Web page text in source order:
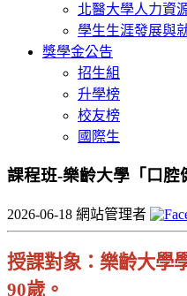
北醫大學人力資
學生生涯發展與
獎學金公告
招生組
升學榜
校友榜
國際生
課程班-樂齡大學「口腔
2026-06-18 網站管理者
授課對象：樂齡大學
90歲。